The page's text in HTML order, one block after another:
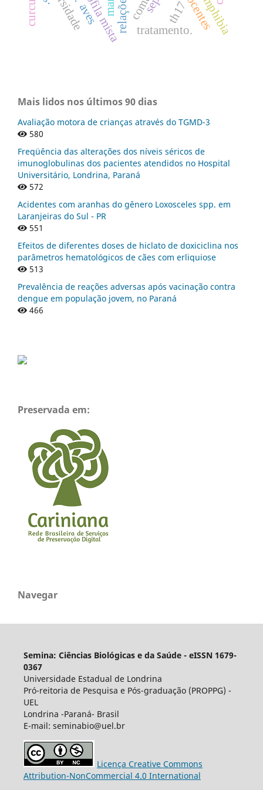
aves docentes
tratamento.
th17
Mais lidos nos últimos 90 dias
Avaliação motora de crianças através do TGMD-3
580
Freqüência das alterações dos níveis séricos de
imunoglobulinas dos pacientes atendidos no Hospital
Universitário, Londrina, Paraná
572
Acidentes com aranhas do gênero Loxosceles spp. em
Laranjeiras do Sul - PR
551
Efeitos de diferentes doses de hiclato de doxiciclina nos
parâmetros hematológicos de cães com erliquiose
513
Prevalência de reações adversas após vacinação contra
dengue em população jovem, no Paraná
466
Preservada em:
Navegar
Semina: Ciências Biológicas e da Saúde - eISSN 1679-
0367
Universidade Estadual de Londrina
Pró-reitoria de Pesquisa e Pós-graduação (PROPPG) -
UEL
Londrina -Paraná- Brasil
E-mail: seminabio@uel.br
Licença Creative Commons
Attribution-NonCommercial 4.0 International